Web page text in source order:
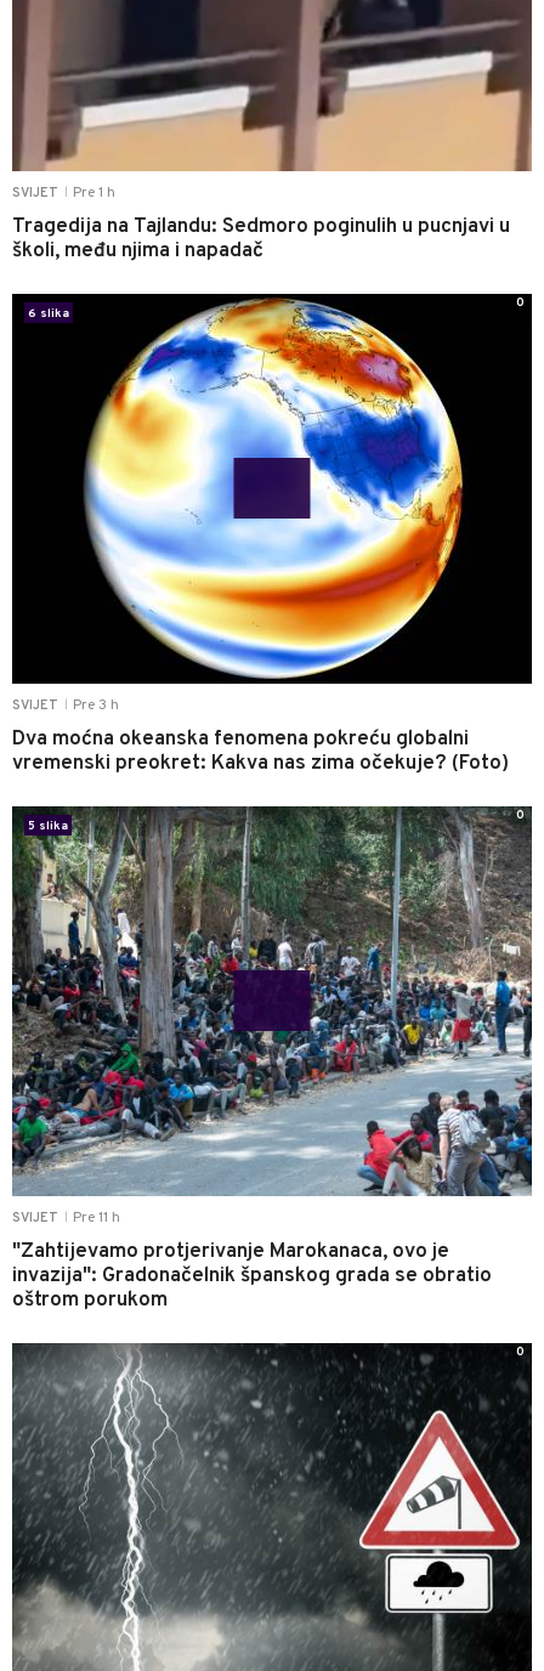
SVIJET Pre 1 h
Tragedija na Tajlandu: Sedmoro poginulih u pucnjavi u
školi, među njima i napadač
SVIJET Pre 3 h
Dva moćna okeanska fenomena pokreću globalni
vremenski preokret: Kakva nas zima očekuje? (Foto)
6 slika
0
SVIJET Pre 11 h
"Zahtijevamo protjerivanje Marokanaca, ovo je
invazija": Gradonačelnik španskog grada se obratio
oštrom porukom
5 slika
0
0